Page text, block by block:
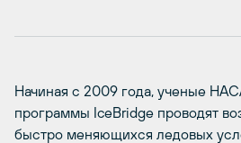
Начиная с 2009 года, ученые
программы IceBridge проводят
быстро меняющихся ледовых